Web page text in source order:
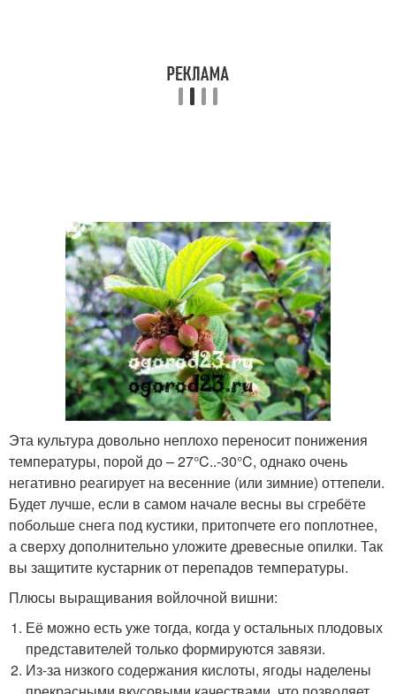
Эта культура довольно неплохо переносит понижения
температуры, порой до – 27°C..-30°C, однако очень
негативно реагирует на весенние (или зимние) оттепели.
Будет лучше, если в самом начале весны вы сгребёте
побольше снега под кустики, притопчете его поплотнее,
а сверху дополнительно уложите древесные опилки. Так
вы защитите кустарник от перепадов температуры.
Плюсы выращивания войлочной вишни:
Её можно есть уже тогда, когда у остальных плодовых
представителей только формируются завязи.
Из-за низкого содержания кислоты, ягоды наделены